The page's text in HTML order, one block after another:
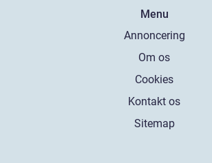
Menu
Annoncering
Om os
Cookies
Kontakt os
Sitemap